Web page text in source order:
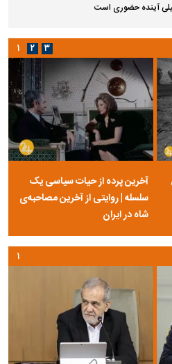
آینده حضوری است
آخرین پرده از حیات سیاسی یک
سلسله | روایتی از آخرین مصاحبه‌ی
شاه در ایران
۱ ۲ ۳
۱